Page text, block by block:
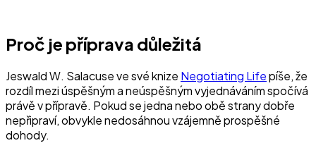
Proč je příprava důležitá
Jeswald W. Salacuse ve své knize Negotiating Lifepíše, že
rozdíl mezi úspěšným a neúspěšným vyjednáváním spočívá
právě v přípravě. Pokud se jedna nebo obě strany dobře
nepřipraví, obvykle nedosáhnou vzájemně prospěšné
dohody.